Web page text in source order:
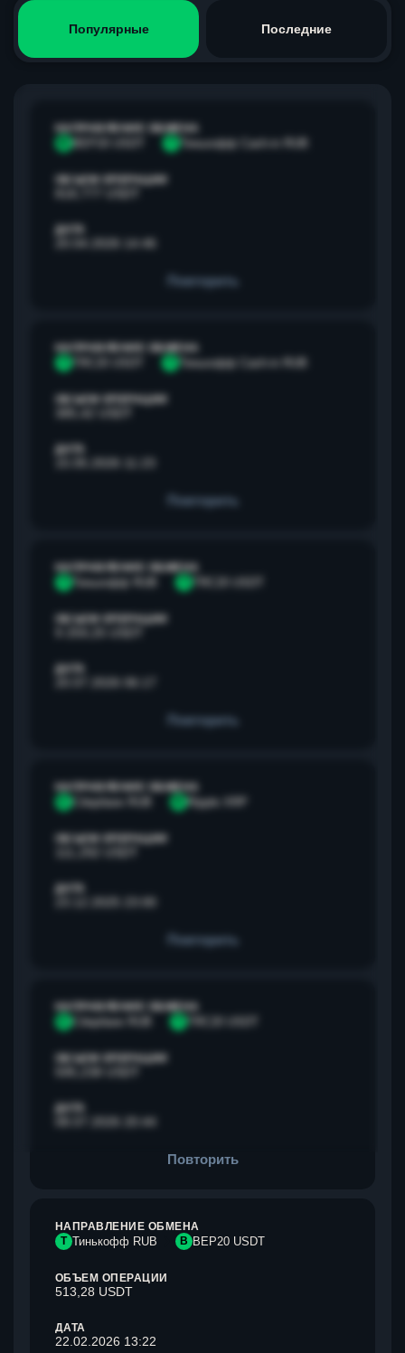
Популярные Последние
НАПРАВЛЕНИЕ ОБМЕНА
Т Тинькофф Cash-in RUB
ОБЪЕМ ОПЕРАЦИИ
ДАТА
20.04.2026 14:46
Повторить
НАПРАВЛЕНИЕ ОБМЕНА
T
Т Тинькофф Cash-in RUB
ОБЪЕМ ОПЕРАЦИИ
ДАТА
Повторить
НАПРАВЛЕНИЕ ОБМЕНА
Т
Тинькофф RUB T
ОБЪЕМ ОПЕРАЦИИ
ДАТА
Повторить
НАПРАВЛЕНИЕ ОБМЕНА
Сбербанк RUB Ripple XRP
ОБЪЕМ ОПЕРАЦИИ
ДАТА
Повторить
НАПРАВЛЕНИЕ ОБМЕНА
Сбербанк RUB T
ОБЪЕМ ОПЕРАЦИИ
ДАТА
08.07.2026 20:44
Повторить
НАПРАВЛЕНИЕ ОБМЕНА
Т Тинькофф RUB B BEP20 USDT
ОБЪЕМ ОПЕРАЦИИ
513,28 USDT
ДАТА
22.02.2026 13:22